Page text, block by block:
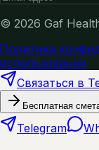
© 2026 Gaf
Политика
использования
Связаться в
Бесплатная
Telegram